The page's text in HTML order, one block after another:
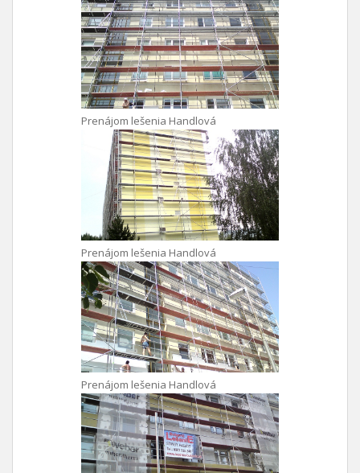
Prenájom lešenia Handlová
Prenájom lešenia Handlová
Prenájom lešenia Handlová